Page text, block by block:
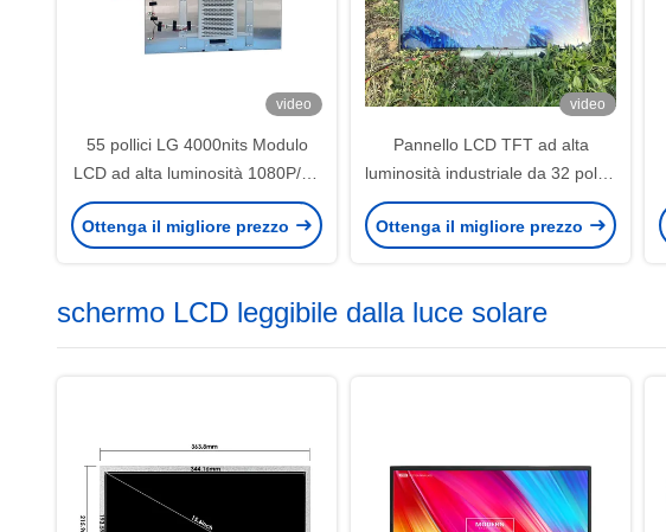
video
55 pollici LG 4000nits Modulo
LCD ad alta luminosità 1080P/4K
Opzionale Tipo di pannello A-Si
TFT-LCD
Ottenga il migliore prezzo
video
Pannello LCD TFT ad alta
luminosità industriale da 32 pollici
a 3000 nit con interfaccia LVDS
Ottenga il migliore prezzo
schermo LCD leggibile dalla luce solare